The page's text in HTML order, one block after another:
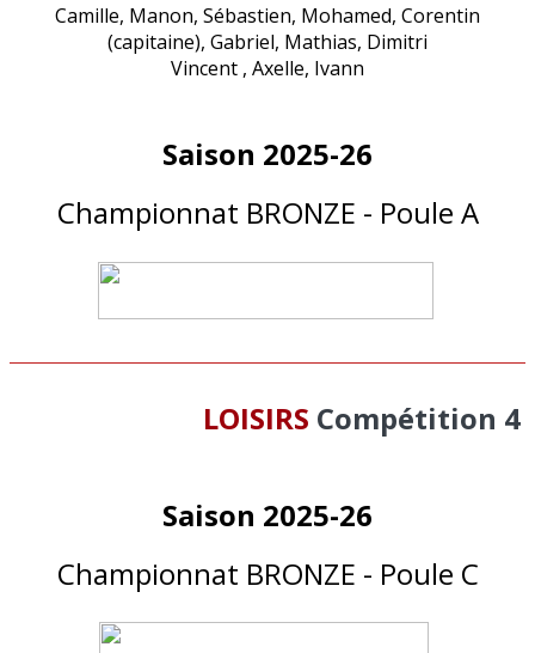
Camille, Manon, Sébastien, Mohamed, Corentin
(capitaine), Gabriel, Mathias, Dimitri
Vincent , Axelle, Ivann
Saison 2025-26
Championnat BRONZE - Poule A
LOISIRS Compétition 4
Saison 2025-26
Championnat BRONZE - Poule C